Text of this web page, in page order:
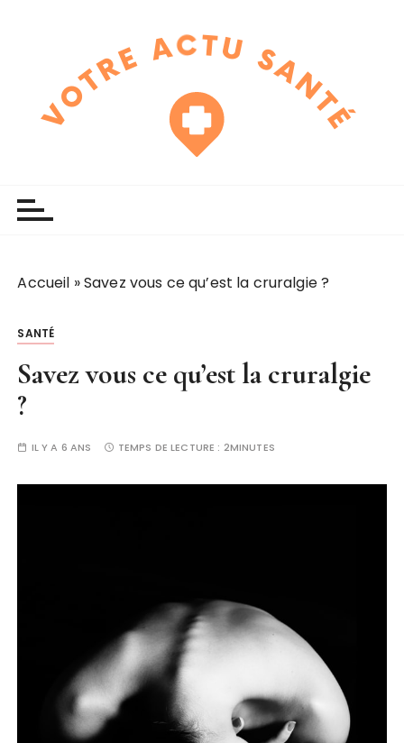
Accueil »Savez vous ce qu’est la cruralgie ?
SANTÉ
Savez vous ce qu’est la cruralgie
?
IL Y A 6 ANS TEMPS DE LECTURE : 2MINUTES